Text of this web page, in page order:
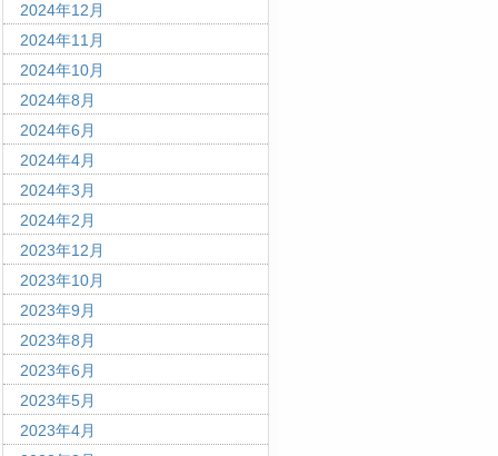
2024年12月
2024年11月
2024年10月
2024年8月
2024年6月
2024年4月
2024年3月
2024年2月
2023年12月
2023年10月
2023年9月
2023年8月
2023年6月
2023年5月
2023年4月